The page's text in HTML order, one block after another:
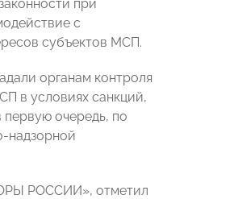
при
с
субъектов МСП.
органам контроля
в условиях санкций,
первую очередь, по
надзорной
РОССИИ», отметил